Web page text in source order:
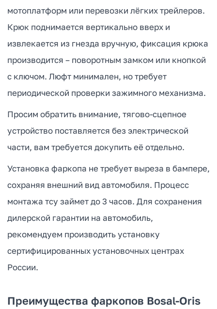
мотоплатформ или перевозки лёгких трейлеров.
Крюк поднимается вертикально вверх и
извлекается из гнезда вручную, фиксация крюка
производится – поворотным замком или кнопкой
с ключом. Люфт минимален, но требует
периодической проверки зажимного механизма.
Просим обратить внимание, тягово-сцепное
устройство поставляется без электрической
части, вам требуется докупить её отдельно.
Установка фаркопа не требует выреза в бампере,
сохраняя внешний вид автомобиля. Процесс
монтажа тсу займет до 3 часов. Для сохранения
дилерской гарантии на автомобиль,
рекомендуем производить установку
сертифицированных установочных центрах
России.
Преимущества фаркопов Bosal-Oris